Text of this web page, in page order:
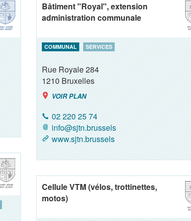
Bâtiment "Royal", extension
administration communale
COMMUNAL SERVICES
Rue Royale 284
1210Bruxelles
VOIR PLAN
02 220 25 74
info@sjtn.brussels
www.sjtn.brussels
Cellule VTM (vélos, trottinettes,
motos)